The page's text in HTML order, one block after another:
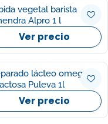
vegetal barista
Alpro 1 l
Ver precio
lácteo omega 3
Puleva 1l
Ver precio